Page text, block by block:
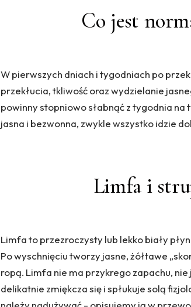
Co jest
W pierwszych dniach i tygodniach po
przekłucia, tkliwość oraz wydzielanie
powinny stopniowo słabnąć z tygodnia
jasna i bezwonna, zwykle wszystko idzie
Limfa i
Limfa to przezroczysty lub lekko biały
Po wyschnięciu tworzy jasne, żółtawe
ropą. Limfa nie ma przykrego zapachu,
delikatnie zmiękcza się i spłukuje solą